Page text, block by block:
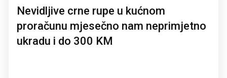
Nevidljive crne rupe u kućnom
proračunu mjesečno nam neprimjetno
ukradu i do 300 KM